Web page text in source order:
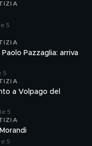
5
Pazzaglia: arriva
5
a Volpago del
5
5